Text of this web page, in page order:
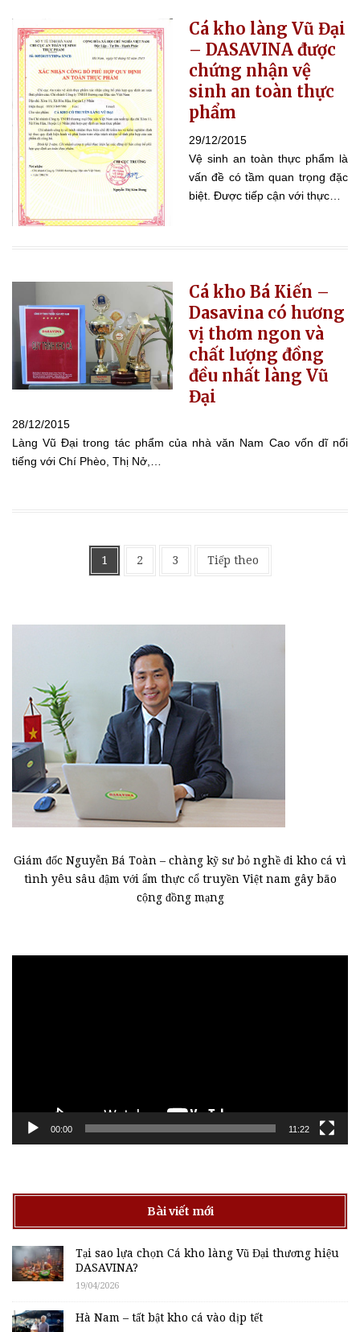
Cá kho làng Vũ Đại
– DASAVINA được
chứng nhận vệ
sinh an toàn thực
phẩm
29/12/2015
Vệ sinh an toàn thực phẩm là
vấn đề có tầm quan trọng đặc
biệt. Được tiếp cận với thực…
Cá kho Bá Kiến –
Dasavina có hương
vị thơm ngon và
chất lượng đồng
đều nhất làng Vũ
Đại
28/12/2015
Làng Vũ Đại trong tác phẩm của nhà văn Nam Cao vốn dĩ nổi
tiếng với Chí Phèo, Thị Nở,…
1 2 3 Tiếp theo
Giám đốc Nguyễn Bá Toàn – chàng kỹ sư bỏ nghề đi kho cá vì
tình yêu sâu đậm với ẩm thực cổ truyền Việt nam gây bão
cộng đồng mạng
00:00 11:22
Bài viết mới
Tại sao lựa chọn Cá kho làng Vũ Đại thương hiệu
DASAVINA?
19/04/2026
Hà Nam – tất bật kho cá vào dịp tết